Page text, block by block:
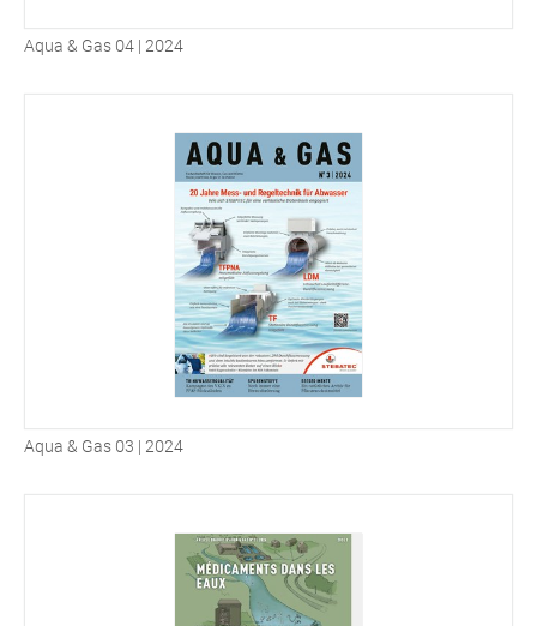
Aqua & Gas 04 | 2024
Aqua & Gas 03 | 2024